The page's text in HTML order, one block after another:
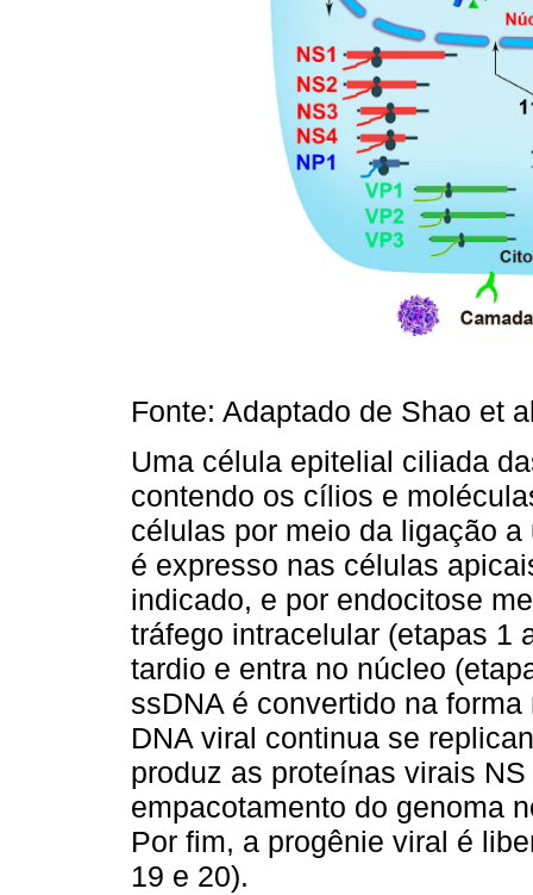
Fonte: Adaptado de Shao et
Uma célula epitelial ciliada
contendo os cílios e
células por meio da ligação
é expresso nas células
indicado, e por endocitose
tráfego intracelular (etapas 1
tardio e entra no núcleo
ssDNA é convertido na
DNA viral continua se
produz as proteínas virais
empacotamento do genoma
Por fim, a progênie viral é
19 e 20).